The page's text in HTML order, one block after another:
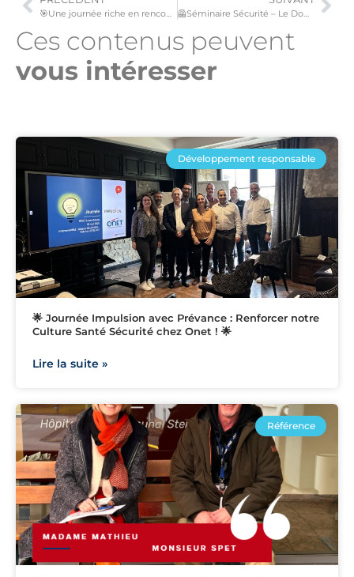
🎯Une journée riche en rencontres au Moovijob Day Luxembourg ! 🦺Séminaire Sécurité – Le Domaine de la Klauss
Ces contenus peuvent
vous intéresser​
Développement responsable
🌟 Journée Impulsion avec Prévance : Renforcer notre
Culture Santé Sécurité chez Onet ! 🌟
Lire la suite »
Référence